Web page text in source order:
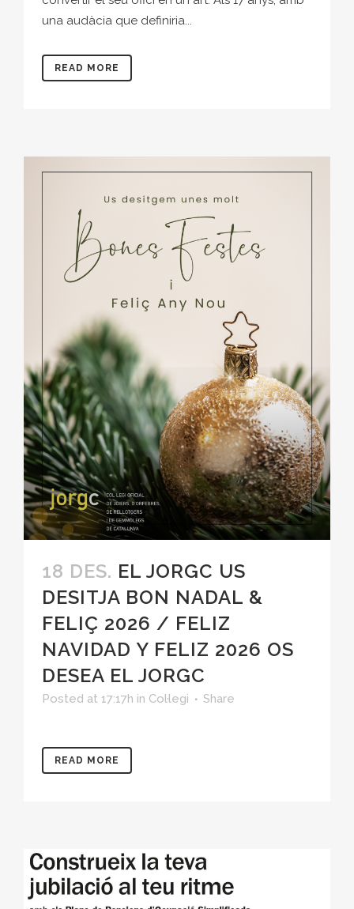
una audàcia que definiria...
READ MORE
18 DES. EL JORGC US
DESITJA BON NADAL &
FELIÇ 2026 / FELIZ
NAVIDAD Y FELIZ 2026 OS
DESEA EL JORGC
Posted at 17:17h in Col·legi Share
READ MORE